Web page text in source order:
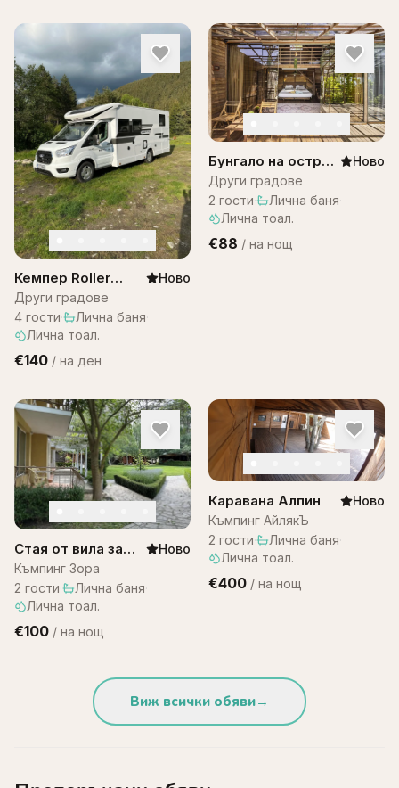
Кемпер Roller
team 287
Ново
Други градове
4 гости· Лична баня·
Лична тоал.
€140 / на ден
Бунгало на остров
Бали -Bungalow
Bali WOW! A1
Ново
Други градове
2 гости· Лична баня·
Лична тоал.
€88 / на нощ
Стая от вила за
двама – къмпинг
Зора
Ново
Къмпинг Зора
2 гости· Лична баня·
Лична тоал.
€100 / на нощ
Каравана Алпин
Ново
Къмпинг АйлякЪ
2 гости· Лична баня·
Лична тоал.
€400 / на нощ
Виж всички обяви→